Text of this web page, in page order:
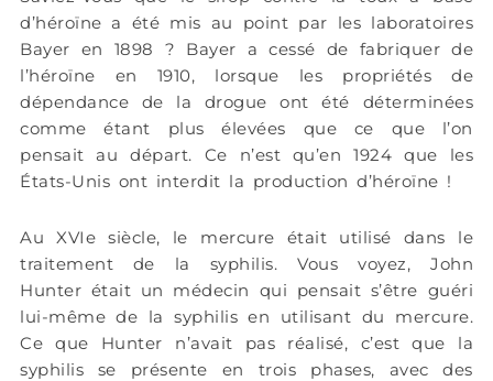
d’héroïne a été mis au point par les laboratoires
Bayer en 1898 ? Bayer a cessé de fabriquer de
l’héroïne en 1910, lorsque les propriétés de
dépendance de la drogue ont été déterminées
comme étant plus élevées que ce que l’on
pensait au départ. Ce n’est qu’en 1924 que les
États-Unis ont interdit la production d’héroïne !
Au XVIe siècle, le mercure était utilisé dans le
traitement de la syphilis. Vous voyez, John
Hunter était un médecin qui pensait s’être guéri
lui-même de la syphilis en utilisant du mercure.
Ce que Hunter n’avait pas réalisé, c’est que la
syphilis se présente en trois phases, avec des